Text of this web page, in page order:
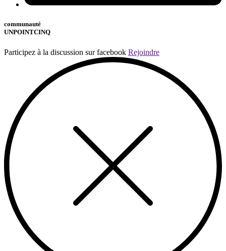
communauté
UNPOINTCINQ
Participez à la discussion sur facebook Rejoindre